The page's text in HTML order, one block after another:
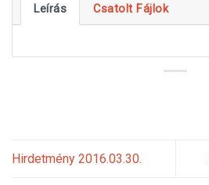
Leírás Csatolt Fájlok
Hirdetmény 2016.03.30.